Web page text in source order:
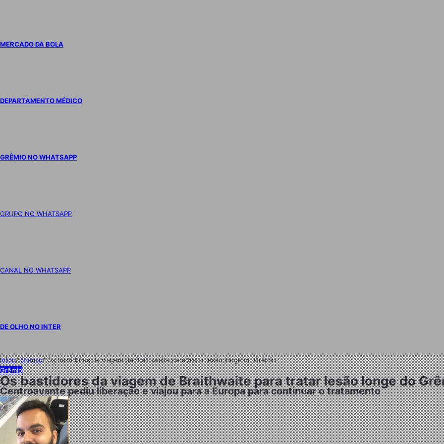
MERCADO DA BOLA
DEPARTAMENTO MÉDICO
GRÊMIO NO WHATSAPP
GRUPO NO WHATSAPP
CANAL NO WHATSAPP
DE OLHO NO INTER
Início/Grêmio/Os bastidores da viagem de Braithwaite para tratar lesão longe do Grêmio
Grêmio
Os bastidores da viagem de Braithwaite para tratar lesão longe do
Centroavante pediu liberação e viajou para a Europa para continuar o tratamento